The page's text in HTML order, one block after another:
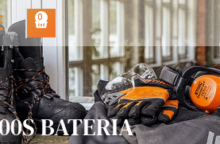
0
BATERIA